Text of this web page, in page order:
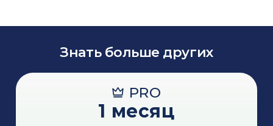
Знать больше других
PRO
1 месяц